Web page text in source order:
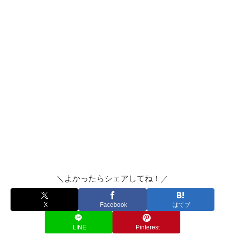
＼よかったらシェアしてね！／
X Facebook はてブ
LINE Pinterest